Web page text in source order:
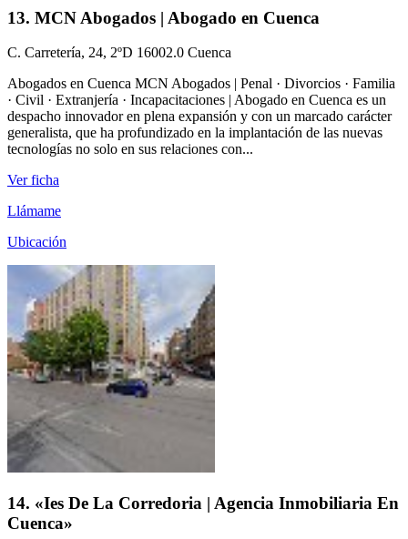
13. MCN Abogados | Abogado en Cuenca
C. Carretería, 24, 2ºD 16002.0 Cuenca
Abogados en Cuenca MCN Abogados | Penal · Divorcios · Familia
· Civil · Extranjería · Incapacitaciones | Abogado en Cuenca es un
despacho innovador en plena expansión y con un marcado carácter
generalista, que ha profundizado en la implantación de las nuevas
tecnologías no solo en sus relaciones con...
Ver ficha
Llámame
Ubicación
14. «Ies De La Corredoria | Agencia Inmobiliaria En
Cuenca»